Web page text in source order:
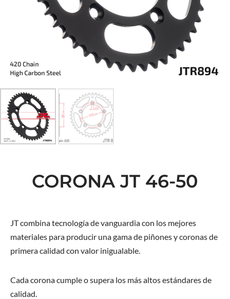
CORONA JT 46-50
JT combina tecnología de vanguardia con los mejores
materiales para producir una gama de piñones y coronas de
primera calidad con valor inigualable.
Cada corona cumple o supera los más altos estándares de
calidad.